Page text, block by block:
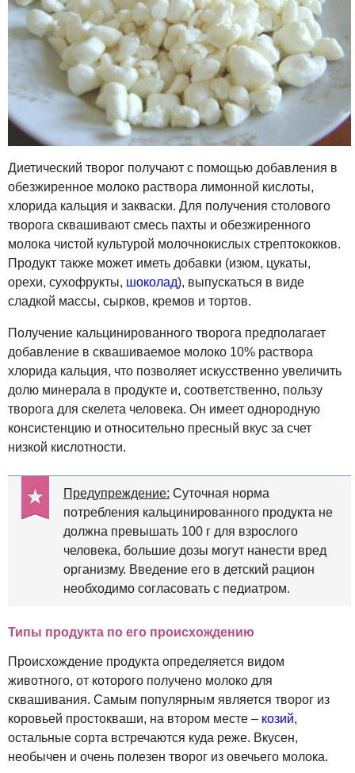
Диетический творог получают с помощью добавления в
обезжиренное молоко раствора лимонной кислоты,
хлорида кальция и закваски. Для получения столового
творога сквашивают смесь пахты и обезжиренного
молока чистой культурой молочнокислых стрептококков.
Продукт также может иметь добавки (изюм, цукаты,
орехи, сухофрукты, шоколад), выпускаться в виде
сладкой массы, сырков, кремов и тортов.
Получение кальцинированного творога предполагает
добавление в сквашиваемое молоко 10% раствора
хлорида кальция, что позволяет искусственно увеличить
долю минерала в продукте и, соответственно, пользу
творога для скелета человека. Он имеет однородную
консистенцию и относительно пресный вкус за счет
низкой кислотности.
Предупреждение: Суточная норма
потребления кальцинированного продукта не
должна превышать 100 г для взрослого
человека, большие дозы могут нанести вред
организму. Введение его в детский рацион
необходимо согласовать с педиатром.
Типы продукта по его происхождению
Происхождение продукта определяется видом
животного, от которого получено молоко для
сквашивания. Самым популярным является творог из
коровьей простокваши, на втором месте – козий,
остальные сорта встречаются куда реже. Вкусен,
необычен и очень полезен творог из овечьего молока.